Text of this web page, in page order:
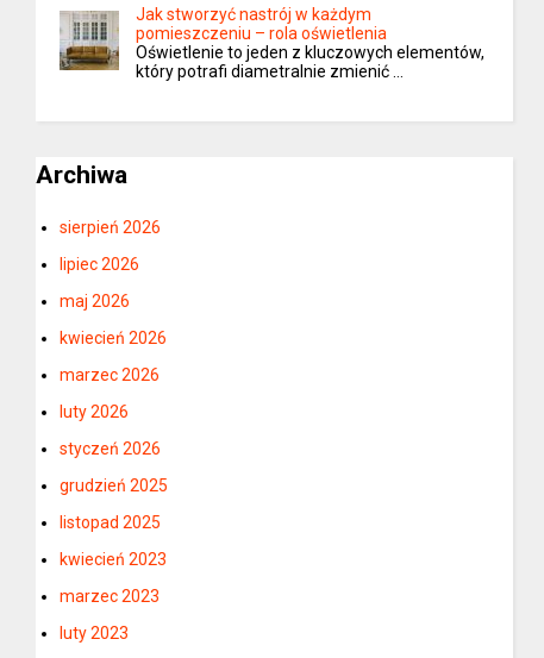
Jak stworzyć nastrój w każdym
pomieszczeniu – rola oświetlenia
Oświetlenie to jeden z kluczowych elementów,
który potrafi diametralnie zmienić …
Archiwa
sierpień 2026
lipiec 2026
maj 2026
kwiecień 2026
marzec 2026
luty 2026
styczeń 2026
grudzień 2025
listopad 2025
kwiecień 2023
marzec 2023
luty 2023